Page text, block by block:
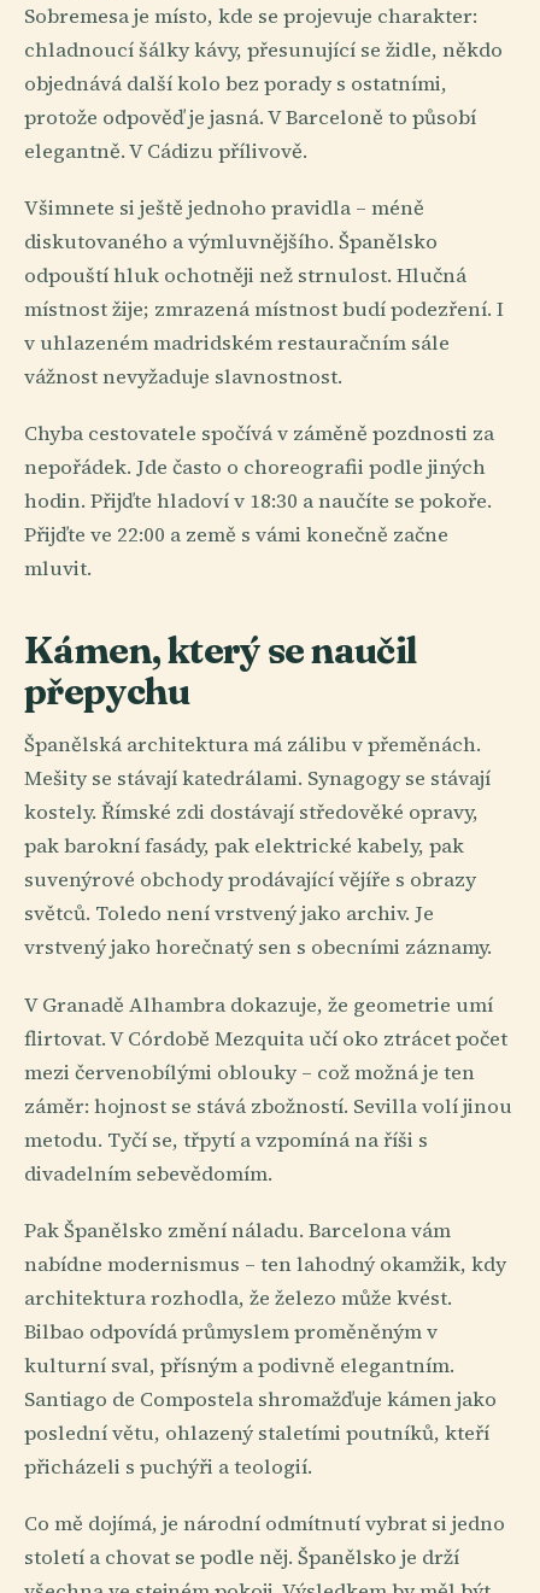
Sobremesa je místo, kde se projevuje charakter:
chladnoucí šálky kávy, přesunující se židle, někdo
objednává další kolo bez porady s ostatními,
protože odpověď je jasná. V Barceloně to působí
elegantně. V Cádizu přílivově.
Všimnete si ještě jednoho pravidla – méně
diskutovaného a výmluvnějšího. Španělsko
odpouští hluk ochotněji než strnulost. Hlučná
místnost žije; zmrazená místnost budí podezření. I
v uhlazeném madridském restauračním sále
vážnost nevyžaduje slavnostnost.
Chyba cestovatele spočívá v záměně pozdnosti za
nepořádek. Jde často o choreografii podle jiných
hodin. Přijďte hladoví v 18:30 a naučíte se pokoře.
Přijďte ve 22:00 a země s vámi konečně začne
mluvit.
Kámen, který se naučil
přepychu
Španělská architektura má zálibu v přeměnách.
Mešity se stávají katedrálami. Synagogy se stávají
kostely. Římské zdi dostávají středověké opravy,
pak barokní fasády, pak elektrické kabely, pak
suvenýrové obchody prodávající vějíře s obrazy
světců. Toledo není vrstvený jako archiv. Je
vrstvený jako horečnatý sen s obecními záznamy.
V Granadě Alhambra dokazuje, že geometrie umí
flirtovat. V Córdobě Mezquita učí oko ztrácet počet
mezi červenobílými oblouky – což možná je ten
záměr: hojnost se stává zbožností. Sevilla volí jinou
metodu. Tyčí se, třpytí a vzpomíná na říši s
divadelním sebevědomím.
Pak Španělsko změní náladu. Barcelona vám
nabídne modernismus – ten lahodný okamžik, kdy
architektura rozhodla, že železo může kvést.
Bilbao odpovídá průmyslem proměněným v
kulturní sval, přísným a podivně elegantním.
Santiago de Compostela shromažďuje kámen jako
poslední větu, ohlazený staletími poutníků, kteří
přicházeli s puchýři a teologií.
Co mě dojímá, je národní odmítnutí vybrat si jedno
století a chovat se podle něj. Španělsko je drží